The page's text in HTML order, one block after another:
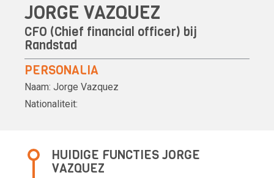
JORGE VAZQUEZ
CFO (Chief financial officer) bij
Randstad
PERSONALIA
Naam: Jorge Vazquez
Nationaliteit:
HUIDIGE FUNCTIES JORGE
VAZQUEZ